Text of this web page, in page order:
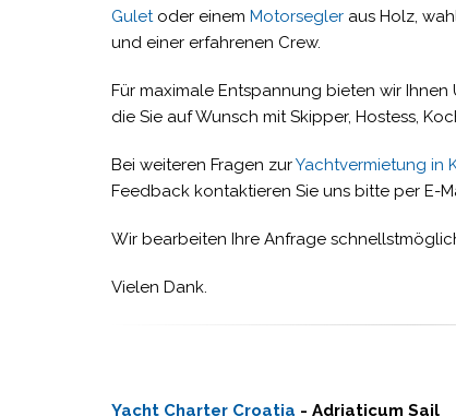
Guletoder einem Motorsegler aus Holz,
und einer erfahrenen Crew.
Für maximale Entspannung bieten wir
die Sie auf Wunsch mit Skipper, Hostess,
Bei weiteren Fragen zurYachtvermietung in
Feedback kontaktieren Sie uns bitte per E-
Wir bearbeiten Ihre Anfrage
Vielen Dank.
Yacht Charter Croatia - Adriaticum Sail